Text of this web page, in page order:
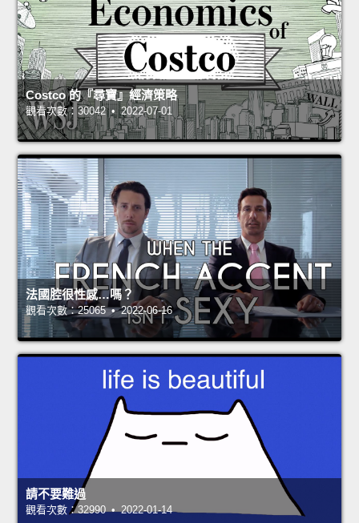
Costco 的『尋寶』經濟策略
觀看次數：30042 • 2022-07-01
法國腔很性感…嗎？
觀看次數：25065 • 2022-06-16
請不要難過
觀看次數：32990 • 2022-01-14